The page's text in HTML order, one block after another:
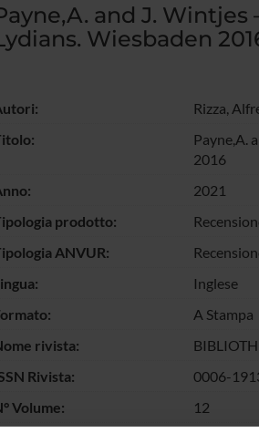
and J.
Wiesbaden
Rizza,
Payne,A.
2016
2021
prodotto:
ANVUR:
Inglese
A Stampa
rivista:
Rivista:
0006-
Volume:
12